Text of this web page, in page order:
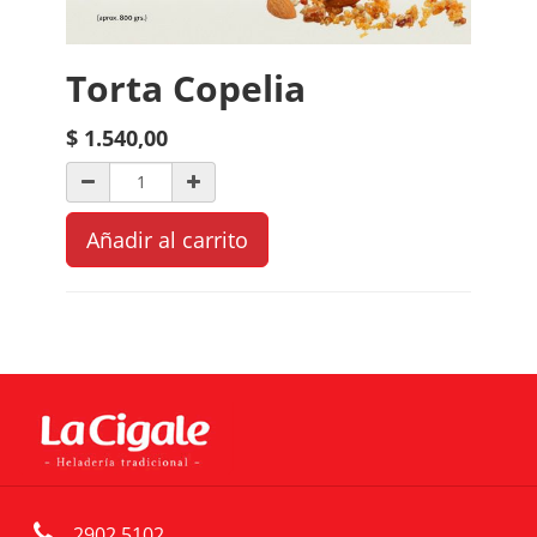
Torta Copelia
$ 1.540,00
Añadir al carrito